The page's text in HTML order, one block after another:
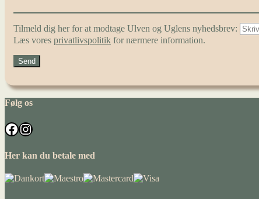
Tilmeld dig her for at modtage Ulven og Uglens nyhedsbrev:
Læs vores privatlivspolitik for nærmere information.
Følg os
Facebook
Instagram
Her kan du betale med